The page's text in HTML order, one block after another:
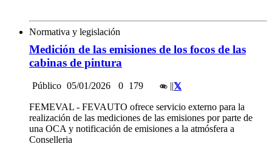
Normativa y legislación
Medición de las emisiones de los focos de las
cabinas de pintura
Público 05/01/2026 0 179 ||
FEMEVAL - FEVAUTO ofrece servicio externo para la
realización de las mediciones de las emisiones por parte de
una OCA y notificación de emisiones a la atmósfera a
Conselleria